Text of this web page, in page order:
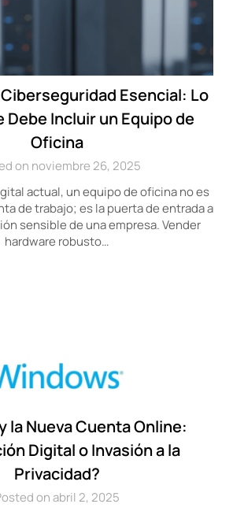
Esencial: Lo
Debe Incluir un Equipo de
Oficina
on noviembre 26, 2025
actual, un equipo de oficina no es
de trabajo; es la puerta de entrada a
sensible de una empresa. Vender
hardware robusto…
la Nueva Cuenta Online:
Digital o Invasión a la
Privacidad?
on abril 2, 2025